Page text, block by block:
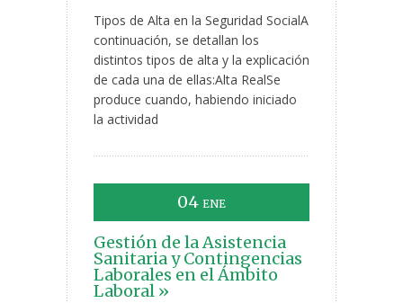
Tipos de Alta en la Seguridad SocialA
continuación, se detallan los
distintos tipos de alta y la explicación
de cada una de ellas:Alta RealSe
produce cuando, habiendo iniciado
la actividad
04 ENE
Gestión de la Asistencia
Sanitaria y Contingencias
Laborales en el Ámbito
Laboral »